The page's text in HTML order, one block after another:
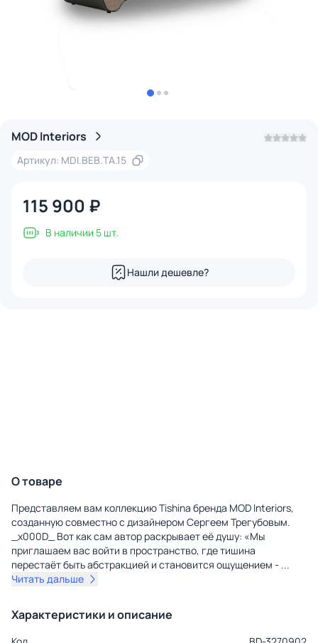
MOD Interiors
Артикул: MDI.BEB.TA.15
115 900 ₽
В наличии 5 шт.
Нашли дешевле?
О товаре
Представляем вам коллекцию Tishina бренда MOD Interiors,
созданную совместно с дизайнером Сергеем Трегубовым.
_x000D_ Вот как сам автор раскрывает её душу: «Мы
приглашаем вас войти в пространство, где тишина
перестаёт быть абстракцией и становится ощущением - ...
Читать дальше
Характеристики и описание